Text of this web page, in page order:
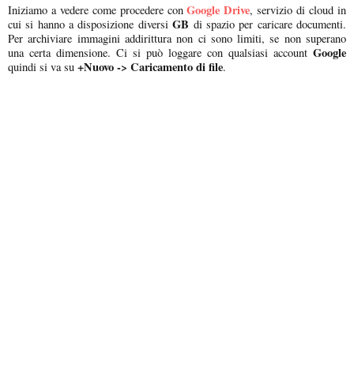
Iniziamo a vedere come procedere conGoogle Drive, servizio di cloud in
cui si hanno a disposizione diversiGB di spazio per caricare documenti.
Per archiviare immagini addirittura non ci sono limiti, se non superano
una certa dimensione. Ci si può loggare con qualsiasi account Google
quindi si va su +Nuovo -> Caricamento di file.